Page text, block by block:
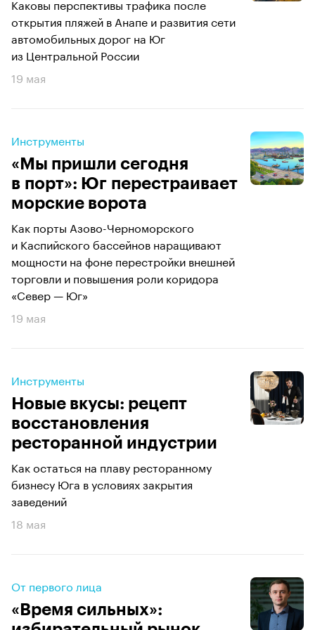
Каковы перспективы трафика после
открытия пляжей в Анапе и развития сети
автомобильных дорог на Юг
из Центральной России
19 мая
Инструменты
«Мы пришли сегодня
в порт»: Юг перестраивает
морские ворота
Как порты Азово-Черноморского
и Каспийского бассейнов наращивают
мощности на фоне перестройки внешней
торговли и повышения роли коридора
«Север — Юг»
19 мая
Инструменты
Новые вкусы: рецепт
восстановления
ресторанной индустрии
Как остаться на плаву ресторанному
бизнесу Юга в условиях закрытия
заведений
18 мая
От первого лица
«Время сильных»: